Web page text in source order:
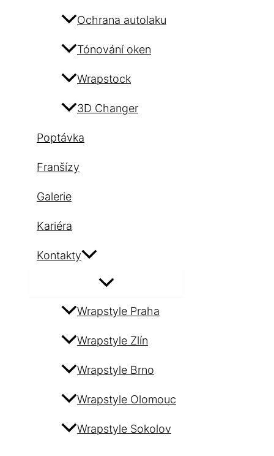
Ochrana autolaku
Tónování oken
Wrapstock
3D Changer
Poptávka
Franšízy
Galerie
Kariéra
Kontakty
Wrapstyle Praha
Wrapstyle Zlín
Wrapstyle Brno
Wrapstyle Olomouc
Wrapstyle Sokolov